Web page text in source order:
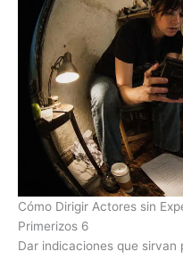
Cómo Dirigir Actores sin
Primerizos 6
Dar indicaciones que